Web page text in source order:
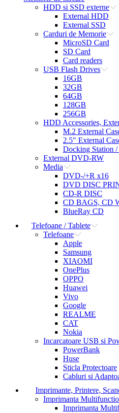
HDD si SSD externe
External HDD
External SSD
Carduri de Memorie
MicroSD Card
SD Card
Card readers
USB Flash Drives
16GB
32GB
64GB
128GB
256GB
HDD Accessories,
M.2 External
2.5" External
Docking Station
External DVD-RW
Media
DVD-/+R x16
DVD DISC
CD-R DISC
CD BAGS, CD
BlueRay CD
Telefoane / Tablete
Telefoane
Apple
Samsung
XIAOMI
OnePlus
OPPO
Huawei
Vivo
Google
REALME
CAT
Nokia
Incarcatoare USB si
PowerBank
Huse
Sticla Protectoare
Cabluri si
Imprimante, Printere,
Imprimanta
Imprimanta